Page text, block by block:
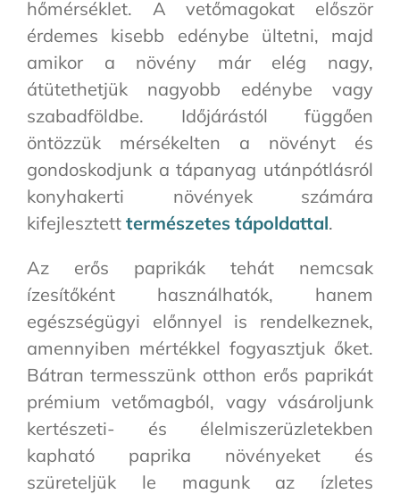
hőmérséklet. A vetőmagokat először
érdemes kisebb edénybe ültetni, majd
amikor a növény már elég nagy,
átütethetjük nagyobb edénybe vagy
szabadföldbe. Időjárástól függően
öntözzük mérsékelten a növényt és
gondoskodjunk a tápanyag utánpótlásról
konyhakerti növények számára
kifejlesztett természetes tápoldattal.
Az erős paprikák tehát nemcsak
ízesítőként használhatók, hanem
egészségügyi előnnyel is rendelkeznek,
amennyiben mértékkel fogyasztjuk őket.
Bátran termesszünk otthon erős paprikát
prémium vetőmagból, vagy vásároljunk
kertészeti- és élelmiszerüzletekben
kapható paprika növényeket és
szüreteljük le magunk az ízletes